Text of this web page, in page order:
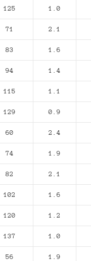
125 1.0
71 2.1
83 1.6
94 1.4
115 1.1
129 0.9
60 2.4
74 1.9
82 2.1
102 1.6
120 1.2
137 1.0
56 1.9